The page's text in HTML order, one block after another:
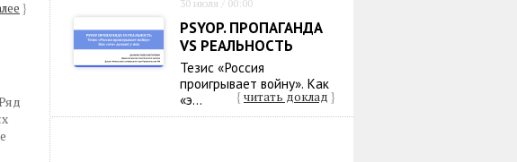
} 30 июля / 00:00
PSYOP. ПРОПАГАНДА
VS РЕАЛЬНОСТЬ
Тезис «Россия
проигрывает войну». Как
«э...
{ читать доклад }